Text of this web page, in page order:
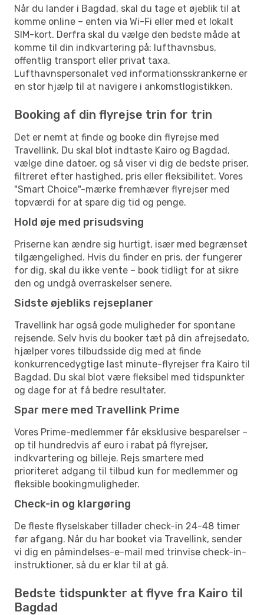
Når du lander i Bagdad, skal du tage et øjeblik til at
komme online – enten via Wi-Fi eller med et lokalt
SIM-kort. Derfra skal du vælge den bedste måde at
komme til din indkvartering på: lufthavnsbus,
offentlig transport eller privat taxa.
Lufthavnspersonalet ved informationsskrankerne er
en stor hjælp til at navigere i ankomstlogistikken.
Booking af din flyrejse trin for trin
Det er nemt at finde og booke din flyrejse med
Travellink. Du skal blot indtaste Kairo og Bagdad,
vælge dine datoer, og så viser vi dig de bedste priser,
filtreret efter hastighed, pris eller fleksibilitet. Vores
"Smart Choice"-mærke fremhæver flyrejser med
topværdi for at spare dig tid og penge.
Hold øje med prisudsving
Priserne kan ændre sig hurtigt, især med begrænset
tilgængelighed. Hvis du finder en pris, der fungerer
for dig, skal du ikke vente – book tidligt for at sikre
den og undgå overraskelser senere.
Sidste øjebliks rejseplaner
Travellink har også gode muligheder for spontane
rejsende. Selv hvis du booker tæt på din afrejsedato,
hjælper vores tilbudsside dig med at finde
konkurrencedygtige last minute-flyrejser fra Kairo til
Bagdad. Du skal blot være fleksibel med tidspunkter
og dage for at få bedre resultater.
Spar mere med Travellink Prime
Vores Prime-medlemmer får eksklusive besparelser –
op til hundredvis af euro i rabat på flyrejser,
indkvartering og billeje. Rejs smartere med
prioriteret adgang til tilbud kun for medlemmer og
fleksible bookingmuligheder.
Check-in og klargøring
De fleste flyselskaber tillader check-in 24-48 timer
før afgang. Når du har booket via Travellink, sender
vi dig en påmindelses-e-mail med trinvise check-in-
instruktioner, så du er klar til at gå.
Bedste tidspunkter at flyve fra Kairo til
Bagdad